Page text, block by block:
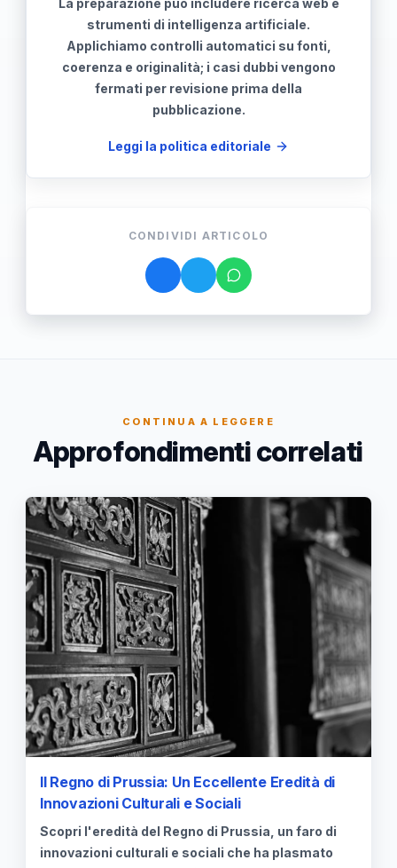
La preparazione può includere ricerca web e
strumenti di intelligenza artificiale.
Applichiamo controlli automatici su fonti,
coerenza e originalità; i casi dubbi vengono
fermati per revisione prima della
pubblicazione.
Leggi la politica editoriale
CONDIVIDI ARTICOLO
CONTINUA A LEGGERE
Approfondimenti correlati
Il Regno di Prussia: Un Eccellente Eredità di
Innovazioni Culturali e Sociali
Scopri l'eredità del Regno di Prussia, un faro di
innovazioni culturali e sociali che ha plasmato